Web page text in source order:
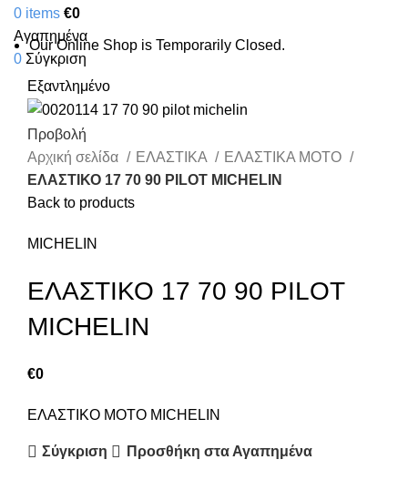
0 items €0
Αγαπημένα
0 Σύγκριση
Our Online Shop is Temporarily Closed.
Εξαντλημένο
Προβολή
Αρχική σελίδα
ΕΛΑΣΤΙΚΑ
ΕΛΑΣΤΙΚΑ ΜΟΤΟ
ΕΛΑΣΤΙΚΟ 17 70 90 PILOT MICHELIN
Back to products
MICHELIN
ΕΛΑΣΤΙΚΟ 17 70 90 PILOT
MICHELIN
€0
ΕΛΑΣΤΙΚΟ ΜΟΤΟ MICHELIN
Σύγκριση Προσθήκη στα Αγαπημένα